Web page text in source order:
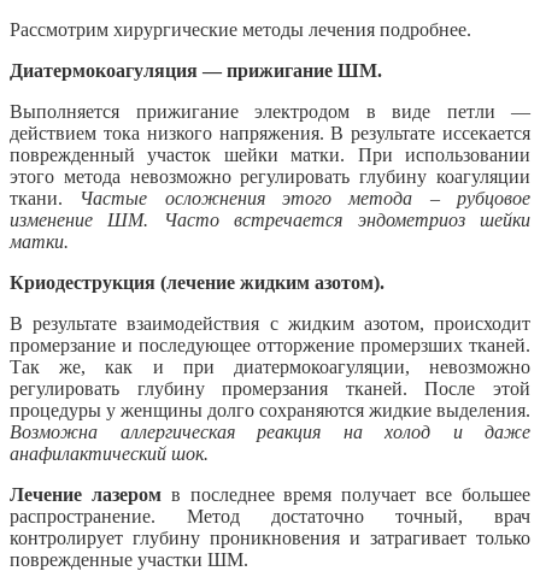
Рассмотрим хирургические методы лечения подробнее.
Диатермокоагуляция — прижигание ШМ.
Выполняется прижигание электродом в виде петли —
действием тока низкого напряжения. В результате иссекается
поврежденный участок шейки матки. При использовании
этого метода невозможно регулировать глубину коагуляции
ткани. Частые осложнения этого метода – рубцовое
изменение ШМ. Часто встречается эндометриоз шейки
матки.
Криодеструкция (лечение жидким азотом).
В результате взаимодействия с жидким азотом, происходит
промерзание и последующее отторжение промерзших тканей.
Так же, как и при диатермокоагуляции, невозможно
регулировать глубину промерзания тканей. После этой
процедуры у женщины долго сохраняются жидкие выделения.
Возможна аллергическая реакция на холод и даже
анафилактический шок.
Лечение лазеромв последнее время получает все большее
распространение. Метод достаточно точный, врач
контролирует глубину проникновения и затрагивает только
поврежденные участки ШМ.